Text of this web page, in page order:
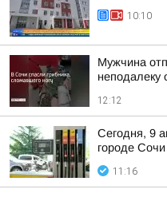
10:10
Мужчина
неподалеку
12:12
Сегодня, 9
городе
11:16